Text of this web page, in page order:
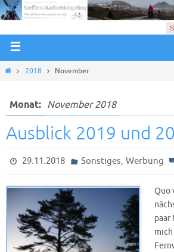
2018 November
Monat: November 2018
Ausblick 2019 und
29.11.2018 Sonstiges, Werbung
Quo
paar